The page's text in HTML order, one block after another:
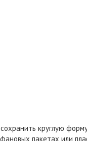
круглую
пакетах или